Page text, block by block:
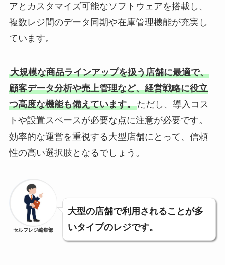
アとカスタマイズ可能なソフトウェアを搭載し、
複数レジ間のデータ同期や在庫管理機能が充実し
ています。
大規模な商品ラインアップを扱う店舗に最適で、
顧客データ分析や売上管理など、経営戦略に役立
つ高度な機能も備えています。ただし、導入コス
トや設置スペースが必要な点に注意が必要です。
効率的な運営を重視する大型店舗にとって、信頼
性の高い選択肢となるでしょう。
セルフレジ編集部
大型の店舗で利用されることが多
いタイプのレジです。